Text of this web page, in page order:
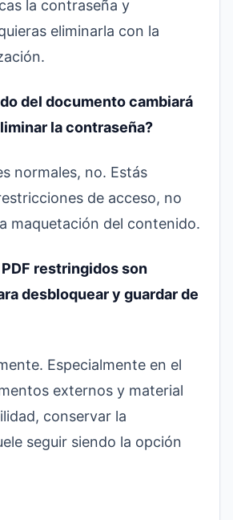
la contraseña y
eliminarla con la
del documento cambiará
la contraseña?
normales, no. Estás
de acceso, no
maquetación del contenido.
restringidos son
desbloquear y guardar de
Especialmente en el
externos y material
conservar la
seguir siendo la opción